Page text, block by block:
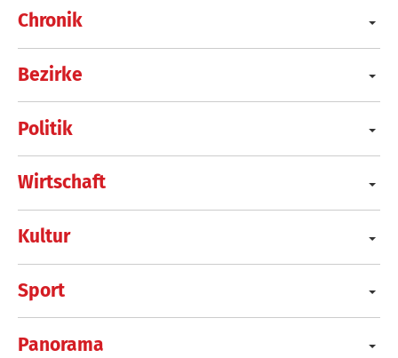
Chronik
Bezirke
Politik
Wirtschaft
Kultur
Sport
Panorama